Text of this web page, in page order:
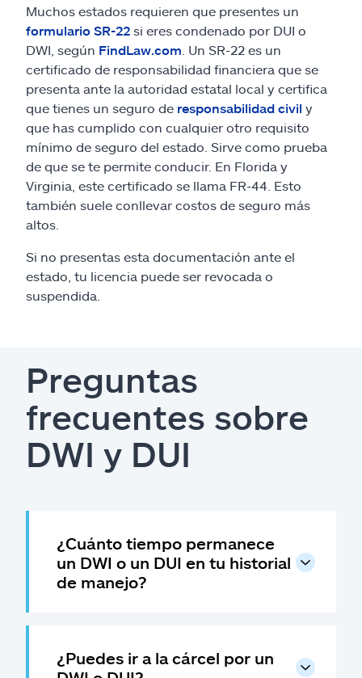
Muchos estados requieren que presentes un
formulario SR-22 si eres condenado por DUI o
DWI, según FindLaw.com . Un SR-22 es un
certificado de responsabilidad financiera que se
presenta ante la autoridad estatal local y certifica
que tienes un seguro de responsabilidad civil y
que has cumplido con cualquier otro requisito
mínimo de seguro del estado. Sirve como prueba
de que se te permite conducir. En Florida y
Virginia, este certificado se llama FR-44. Esto
también suele conllevar costos de seguro más
altos.
Si no presentas esta documentación ante el
estado, tu licencia puede ser revocada o
suspendida.
Preguntas
frecuentes sobre
DWI y DUI
¿Cuánto tiempo permanece
un DWI o un DUI en tu historial
de manejo?
¿Puedes ir a la cárcel por un